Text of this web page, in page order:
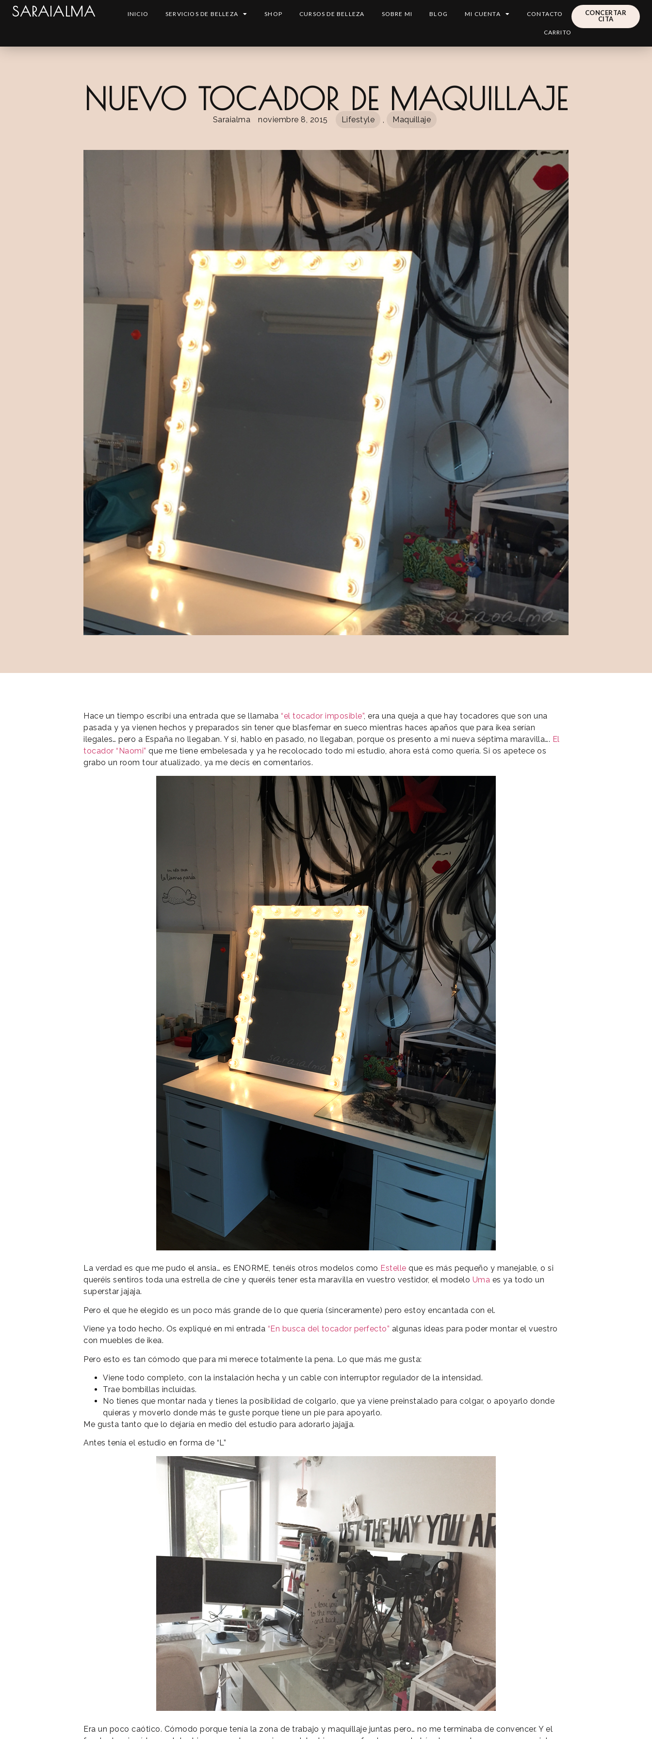
SARAIALMA INICIO SERVICIOS DE BELLEZA SHOP CURSOS DE BELLEZA SOBRE MI BLOG MI CUENTA CONTACTO
CARRITO
CONCERTAR
CITA
NUEVO TOCADOR DE MAQUILLAJE
Saraialma noviembre 8, 2015 Lifestyle , Maquillaje
Hace un tiempo escribí una entrada que se llamaba “el tocador imposible”, era una queja a que hay tocadores que son una
pasada y ya vienen hechos y preparados sin tener que blasfemar en sueco mientras haces apaños que para ikea serían
ilegales… pero a España no llegaban. Y si, hablo en pasado, no llegaban, porque os presento a mi nueva séptima maravilla…. El
tocador “Naomi” que me tiene embelesada y ya he recolocado todo mi estudio, ahora está como quería. Si os apetece os
grabo un room tour atualizado, ya me decís en comentarios.
La verdad es que me pudo el ansia… es ENORME, tenéis otros modelos como Estelle que es más pequeño y manejable, o si
queréis sentiros toda una estrella de cine y queréis tener esta maravilla en vuestro vestidor, el modelo Uma es ya todo un
superstar jajaja.
Pero el que he elegido es un poco más grande de lo que quería (sinceramente) pero estoy encantada con el.
Viene ya todo hecho. Os expliqué en mi entrada “En busca del tocador perfecto” algunas ideas para poder montar el vuestro
con muebles de ikea.
Pero esto es tan cómodo que para mi merece totalmente la pena. Lo que más me gusta:
Viene todo completo, con la instalación hecha y un cable con interruptor regulador de la intensidad.
Trae bombillas incluídas.
No tienes que montar nada y tienes la posibilidad de colgarlo, que ya viene preinstalado para colgar, o apoyarlo donde
quieras y moverlo donde más te guste porque tiene un pie para apoyarlo.
Me gusta tanto que lo dejaría en medio del estudio para adorarlo jajajja.
Antes tenía el estudio en forma de “L”
Era un poco caótico. Cómodo porque tenía la zona de trabajo y maquillaje juntas pero… no me terminaba de convencer. Y el